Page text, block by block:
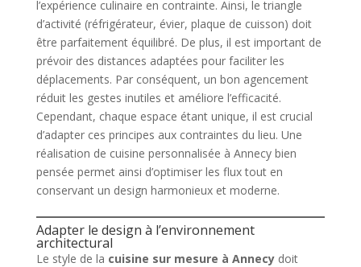
l’expérience culinaire en contrainte. Ainsi, le triangle
d’activité (réfrigérateur, évier, plaque de cuisson) doit
être parfaitement équilibré. De plus, il est important de
prévoir des distances adaptées pour faciliter les
déplacements. Par conséquent, un bon agencement
réduit les gestes inutiles et améliore l’efficacité.
Cependant, chaque espace étant unique, il est crucial
d’adapter ces principes aux contraintes du lieu. Une
réalisation de cuisine personnalisée à Annecy bien
pensée permet ainsi d’optimiser les flux tout en
conservant un design harmonieux et moderne.
Adapter le design à l’environnement
architectural
Le style de la cuisine sur mesure à Annecydoit